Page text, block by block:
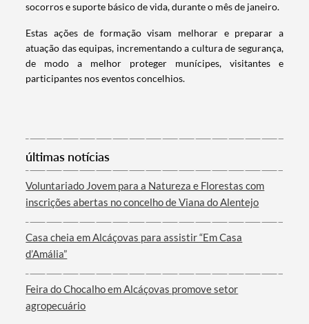
Termo de Pesquisa
Filtros
socorros e suporte básico de vida, durante o mês de janeiro.
Estas ações de formação visam melhorar e preparar a
atuação das equipas, incrementando a cultura de segurança,
de modo a melhor proteger munícipes, visitantes e
participantes nos eventos concelhios.
últimas notícias
Voluntariado Jovem para a Natureza e Florestas com
inscrições abertas no concelho de Viana do Alentejo
Casa cheia em Alcáçovas para assistir “Em Casa
d’Amália”
Feira do Chocalho em Alcáçovas promove setor
agropecuário